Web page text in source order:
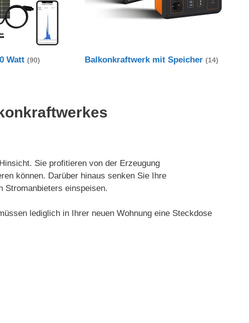
Watt(90) Balkonkraftwerk mit Speicher(14)
Sie profitieren von der Erzeugung
können. Darüber hinaus senken Sie Ihre
Stromanbieters einspeisen.
lediglich in Ihrer neuen Wohnung eine Steckdose